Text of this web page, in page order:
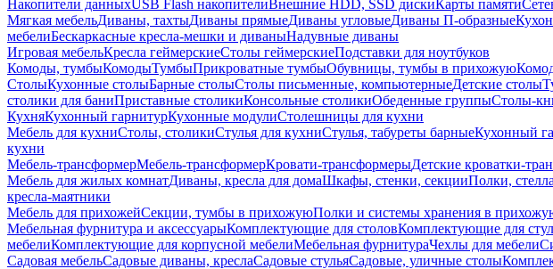
Накопители данныхUSB Flash накопителиВнешние HDD, SSD дискиКарты памяти
Мягкая мебельДиваны, тахтыДиваны прямыеДиваны угловыеДиваны П-образные
мебелиБескаркасные кресла-мешки и диваныНадувные диваны
Игровая мебельКресла геймерскиеСтолы геймерскиеПодставки для ноутбуков
Комоды, тумбыКомодыТумбыПрикроватные тумбыОбувницы, тумбы в прихожую
СтолыКухонные столыБарные столыСтолы письменные, компьютерныеДетские столы
столики для баниПриставные столикиКонсольные столикиОбеденные группыСтолы-
КухняКухонный гарнитурКухонные модулиСтолешницы для кухни
Мебель для кухниСтолы, столикиСтулья для кухниСтулья, табуреты барныеКухонный
кухни
Мебель-трансформерМебель-трансформерКровати-трансформерыДетские кроватки-
Мебель для жилых комнатДиваны, кресла для домаШкафы, стенки, секцииПолки,
кресла-маятники
Мебель для прихожейСекции, тумбы в прихожуюПолки и системы хранения в
Мебельная фурнитура и аксессуарыКомплектующие для столовКомплектующие для
мебелиКомплектующие для корпусной мебелиМебельная фурнитураЧехлы для мебели
Садовая мебельСадовые диваны, креслаСадовые стульяСадовые, уличные столы